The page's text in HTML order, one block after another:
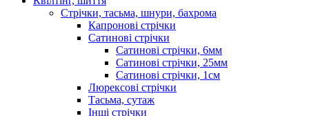
Стрічки, тасьма, шнури, бахрома
Капронові стрічки
Сатинові стрічки
Сатинові стрічки, 6мм
Сатинові стрічки, 25мм
Сатинові стрічки, 1см
Люрексові стрічки
Тасьма, сутаж
Інші стрічки